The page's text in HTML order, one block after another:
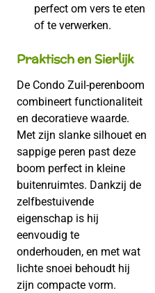
perfect om vers te eten
of te verwerken.
Praktisch en Sierlijk
De Condo Zuil-perenboom
combineert functionaliteit
en decoratieve waarde.
Met zijn slanke silhouet en
sappige peren past deze
boom perfect in kleine
buitenruimtes. Dankzij de
zelfbestuivende
eigenschap is hij
eenvoudig te
onderhouden, en met wat
lichte snoei behoudt hij
zijn compacte vorm.